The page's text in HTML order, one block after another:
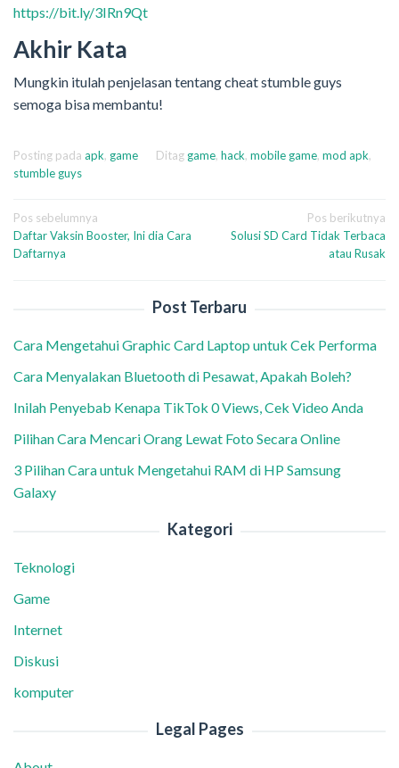
https://bit.ly/3IRn9Qt
Akhir Kata
Mungkin itulah penjelasan tentang cheat stumble guys
semoga bisa membantu!
Posting pada apk, game Ditag game, hack, mobile game, mod apk,
stumble guys
Navigasi
pos
Pos sebelumnya
Daftar Vaksin Booster, Ini dia Cara
Daftarnya
Pos berikutnya
Solusi SD Card Tidak Terbaca
atau Rusak
Post Terbaru
Cara Mengetahui Graphic Card Laptop untuk Cek Performa
Cara Menyalakan Bluetooth di Pesawat, Apakah Boleh?
Inilah Penyebab Kenapa TikTok 0 Views, Cek Video Anda
Pilihan Cara Mencari Orang Lewat Foto Secara Online
3 Pilihan Cara untuk Mengetahui RAM di HP Samsung
Galaxy
Kategori
Teknologi
Game
Internet
Diskusi
komputer
Legal Pages